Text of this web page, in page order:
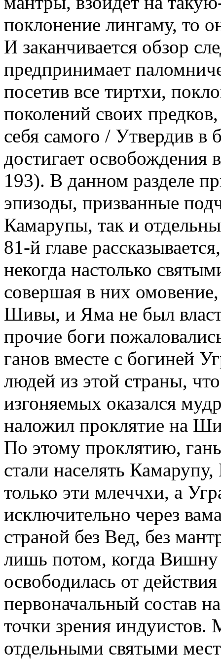
поклонение лингаму, то
И заканчивается обзор
предпринимает
посетив все тиртхи,
поколений своих
себя самого / Утвердив в
достигает освобождения
193). В данном разделе
эпизоды, призванные
Камарупы, так и
81-й главе
некогда настолько
совершая в них
Шивы, и Яма не был
прочие боги
ганов вместе с богиней
людей из этой страны,
изгоняемых оказался
наложил проклятие на
По этому проклятию,
стали населять
только эти млеччхи, а
исключительно через
страной без Вед, без
лишь потом, когда
освободилась от
первоначальный состав
точки зрения
отдельными святыми